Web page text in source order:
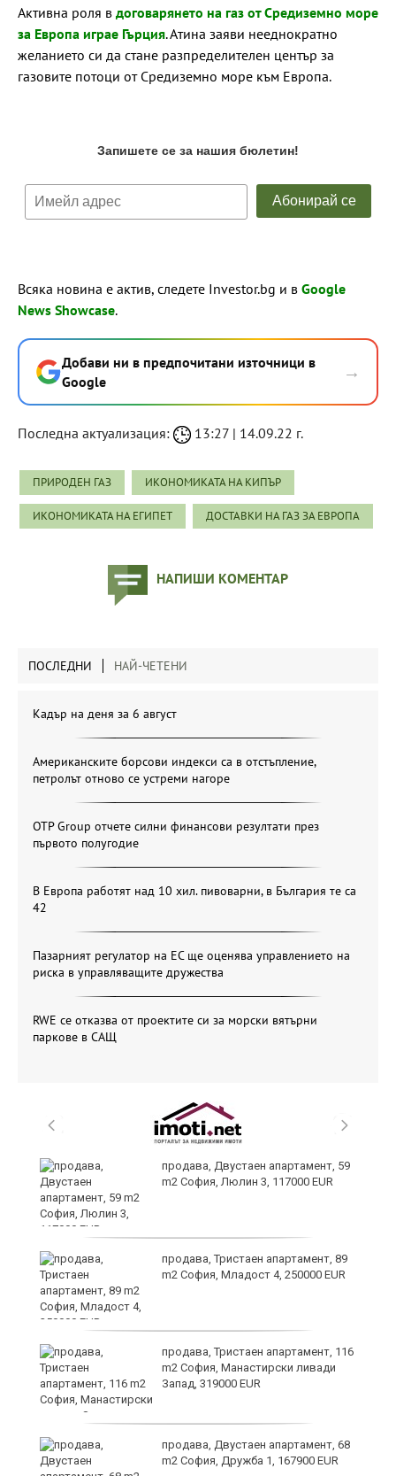
Активна роля в договарянето на газ от Средиземно море
за Европа играе Гърция. Атина заяви нееднократно
желанието си да стане разпределителен център за
газовите потоци от Средиземно море към Европа.
Всяка новина е актив, следете Investor.bg и в Google
News Showcase.
Добави ни в предпочитани източници в
Google
→
Последна актуализация: 13:27 | 14.09.22 г.
ПРИРОДЕН ГАЗ ИКОНОМИКАТА НА КИПЪР
ИКОНОМИКАТА НА ЕГИПЕТ ДОСТАВКИ НА ГАЗ ЗА ЕВРОПА
НАПИШИ КОМЕНТАР
ПОСЛЕДНИ НАЙ-ЧЕТЕНИ
Кадър на деня за 6 август
Американските борсови индекси са в отстъпление,
петролът отново се устреми нагоре
OTP Group отчете силни финансови резултати през
първото полугодие
В Европа работят над 10 хил. пивоварни, в България те са
42
Пазарният регулатор на ЕС ще оценява управлението на
риска в управляващите дружества
RWE се отказва от проектите си за морски вятърни
паркове в САЩ
продава, Двустаен апартамент, 59
m2 София, Люлин 3, 117000 EUR
продава, Тристаен апартамент, 89
m2 София, Младост 4, 250000 EUR
продава, Тристаен апартамент, 116
m2 София, Манастирски ливади
Запад, 319000 EUR
продава, Двустаен апартамент, 68
m2 София, Дружба 1, 167900 EUR